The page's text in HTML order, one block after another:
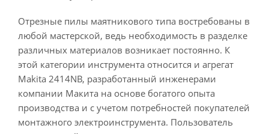
Отрезные пилы маятникового типа востребованы в
любой мастерской, ведь необходимость в разделке
различных материалов возникает постоянно. К
этой категории инструмента относится и агрегат
Makita 2414NB, разработанный инженерами
компании Макита на основе богатого опыта
производства и с учетом потребностей покупателей
монтажного электроинструмента. Пользователь